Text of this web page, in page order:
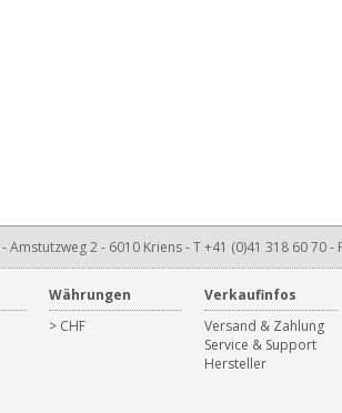
2 - 6010 Kriens - T +41 (0)41 318 60 70 -
Währungen
> CHF
Verkaufinfos
Versand & Zahlung
Service & Support
Hersteller